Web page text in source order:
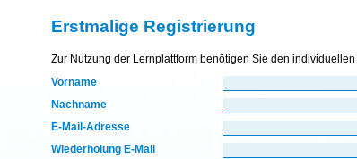
Erstmalige Registrierung
Zur Nutzung der Lernplattform benötigen Sie den
Vorname
Nachname
E-Mail-Adresse
Wiederholung E-Mail